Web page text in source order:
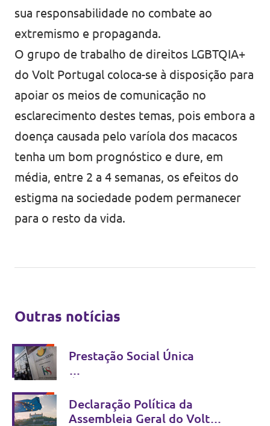
sua responsabilidade no combate ao
extremismo e propaganda.
O grupo de trabalho de direitos LGBTQIA+
do Volt Portugal coloca-se à disposição para
apoiar os meios de comunicação no
esclarecimento destes temas, pois embora a
doença causada pelo varíola dos macacos
tenha um bom prognóstico e dure, em
média, entre 2 a 4 semanas, os efeitos do
estigma na sociedade podem permanecer
para o resto da vida.
Outras notícias
Prestação Social Única
criminalizar - Não se combate
fraude com estigma
Declaração Política da
Assembleia Geral do Volt